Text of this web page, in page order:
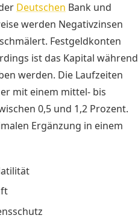
Deutschen Bank und
werden Negativzinsen
Festgeldkonten
ist das Kapital während
werden. Die Laufzeiten
mit einem mittel- bis
0,5 und 1,2 Prozent.
Ergänzung in einem